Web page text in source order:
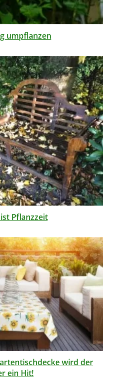
umpflanzen
Pflanzzeit
wird der
ein Hit!